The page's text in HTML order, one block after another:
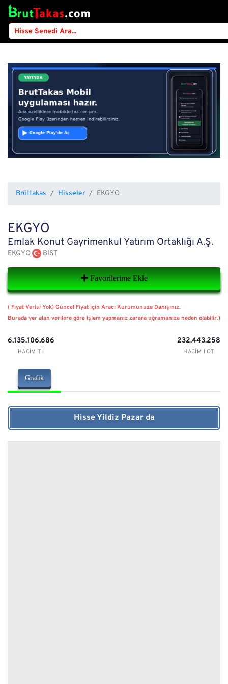
Brüttakas Hisseler EKGYO
EKGYO
Emlak Konut Gayrimenkul Yatırım Ortaklığı A.Ş.
EKGYO BIST
Favorilerime Ekle
( Fiyat Verisi Yok) Güncel Fiyat için Aracı Kurumunuza Danışınız.
Burada yer alan verilere göre işlem yapmanız zarara uğramanıza neden olabilir.)
6.135.106.686
HACIM TL
232.443.258
HACIM LOT
Grafik
Hisse Yildiz Pazar da